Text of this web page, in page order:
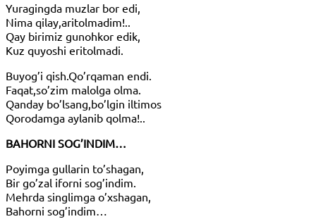
Yuragingda muzlar bor edi,
Nima qilay,aritolmadim!..
Qay birimiz gunohkor edik,
Kuz quyoshi eritolmadi.
Buyog’i qish.Qo’rqaman endi.
Faqat,so’zim malolga olma.
Qanday bo’lsang,bo’lgin iltimos
Qorodamga aylanib qolma!..
BAHORNI SOG’INDIM…
Poyimga gullarin to’shagan,
Bir go’zal iforni sog’indim.
Mehrda singlimga o’xshagan,
Bahorni sog’indim…